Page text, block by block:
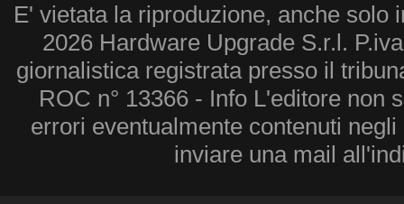
E' vietata la riproduzione, anche solo
2026 Hardware Upgrade S.r.l.
giornalistica registrata presso il
ROC n° 13366 - Info L'editore non
errori eventualmente contenuti
inviare una mail